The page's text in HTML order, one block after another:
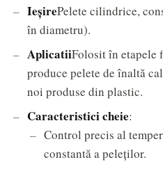
IeșirePelete cilindrice,
în diametru).
AplicatiiFolosit în etapele
produce pelete de înaltă
noi produse din plastic.
Caracteristici cheie:
Control precis al
constantă a peleților.